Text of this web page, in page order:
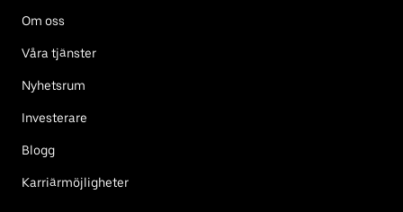
Om oss
Våra tjänster
Nyhetsrum
Investerare
Blogg
Karriärmöjligheter